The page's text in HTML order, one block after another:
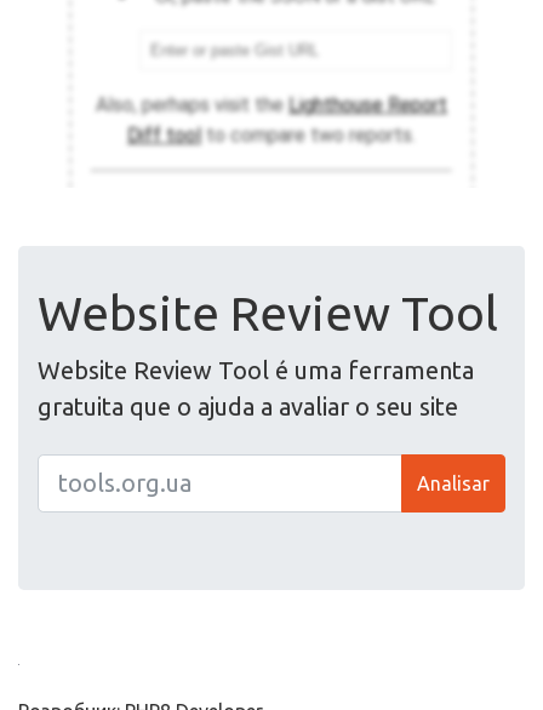
Website Review Tool
Website Review Tool é uma ferramenta
gratuita que o ajuda a avaliar o seu site
Analisar